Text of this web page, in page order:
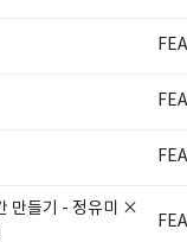
만들기 - 정유미 ×